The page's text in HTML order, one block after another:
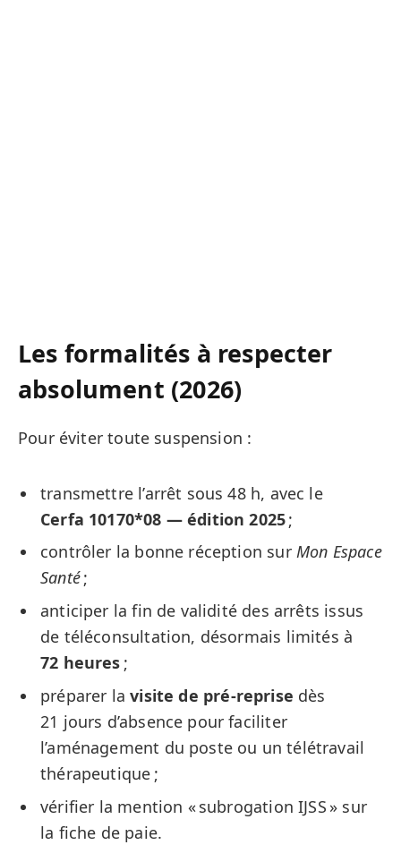
Les formalités à respecter
absolument (2026)
Pour éviter toute suspension :
transmettre l’arrêt sous 48 h, avec le
Cerfa 10170*08 — édition 2025;
contrôler la bonne réception sur Mon Espace
Santé;
anticiper la fin de validité des arrêts issus
de téléconsultation, désormais limités à
72 heures ;
préparer lavisite de pré-reprise dès
21 jours d’absence pour faciliter
l’aménagement du poste ou un télétravail
thérapeutique ;
vérifier la mention « subrogation IJSS » sur
la fiche de paie.